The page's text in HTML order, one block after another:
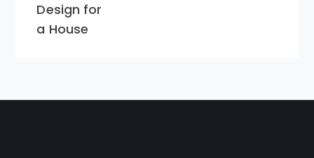
Design for
a House